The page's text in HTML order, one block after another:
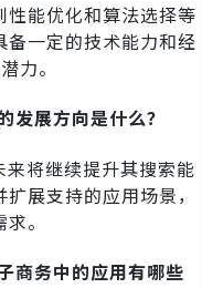
能优化和算法选择等
一定的技术能力和经
力。
展方向是什么？
将继续提升其搜索能
展支持的应用场景，
。
商务中的应用有哪些